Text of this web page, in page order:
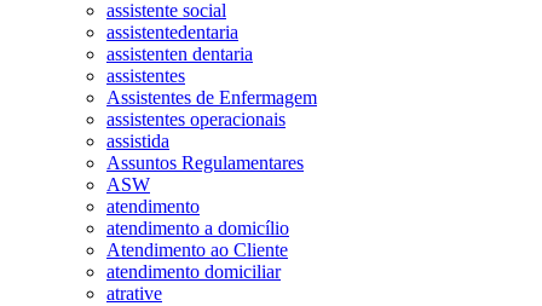
assistente social
assistentedentaria
assistenten dentaria
assistentes
Assistentes de Enfermagem
assistentes operacionais
assistida
Assuntos Regulamentares
ASW
atendimento
atendimento a domicílio
Atendimento ao Cliente
atendimento domiciliar
atrative